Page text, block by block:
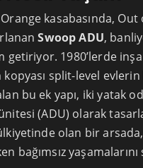
kasabasında,
Swoop ADU,
getiriyor. 1980’lerde
split-level
bu ek yapı, iki yatak
(ADU) olarak
olan bir arsada,
bağımsız yaşamalarını